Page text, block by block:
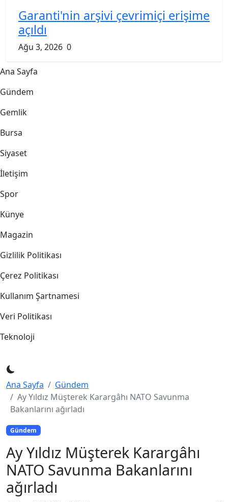
Garanti'nin arşivi çevrimiçi erişime
açıldı
Ağu 3, 2026 0
Ana Sayfa
Gündem
Gemlik
Bursa
Siyaset
İletişim
Spor
Künye
Magazin
Gizlilik Politikası
Çerez Politikası
Kullanım Şartnamesi
Veri Politikası
Teknoloji
Ana Sayfa
Gündem
Ay Yıldız Müşterek Karargâhı NATO Savunma
Bakanlarını ağırladı
Gündem
Ay Yıldız Müşterek Karargâhı
NATO Savunma Bakanlarını
ağırladı